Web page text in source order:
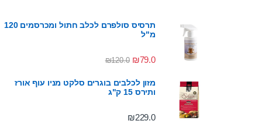
תרסיס סולפרם לכלב חתול ומכרסמים 120
מ"ל
₪79.0
₪120.0
מזון לכלבים בוגרים סלקט מניו עוף אורז
ותירס 15 ק"ג
₪229.0